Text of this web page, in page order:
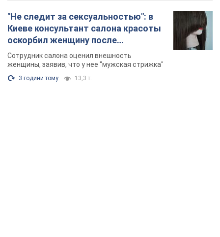
"Не следит за сексуальностью": в
Киеве консультант салона красоты
оскорбил женщину после
химиотерапии, разгорелся скандал.
Фото
Сотрудник салона оценил внешность
женщины, заявив, что у нее "мужская стрижка"
3 години тому 13,3 т.